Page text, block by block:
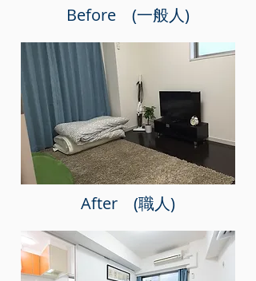
Before (一般人)
After (職人)